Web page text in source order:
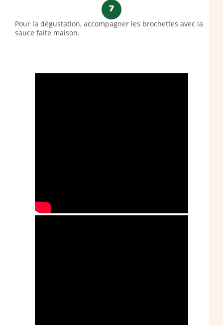
7
Pour la dégustation, accompagner les brochettes avec la
sauce faite maison.